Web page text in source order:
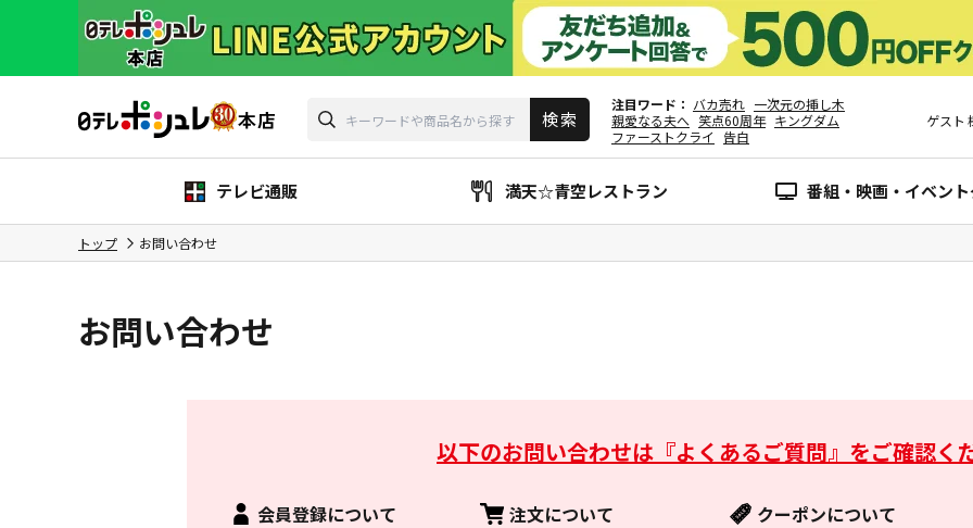
注目ワード バカ売れ 一次元の挿し木
親愛なる夫へ 笑点60周年 キングダム
ファーストクライ
告白
ゲスト
テレビ通販 満天☆青空レストラン 番組・映画・イベン
トップ お問い合わせ
お問い合わせ
以下のお問い合わせは 『よくあるご質問』をご確認く
会員登録について 注文について クーポンについて